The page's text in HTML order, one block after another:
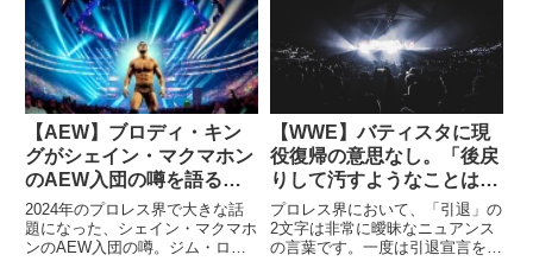
【AEW】ブロディ・キン
グがシェイン・マクマホン
のAEW入団の噂を語る。
「大炎上だろうね。でも、
俺は予測不可能なことに生
きがいを感じるよ」
2024年のプロレス界で大きな話
題になった、シェイン・マクマホ
ンのAEW入団の噂。ジム・ロス
【WWE】バティスタに現
役復帰の意思なし。「後戻
りして汚すようなことはし
ない」
プロレス界において、「引退」の
2文字は非常に曖昧なニュアンス
の言葉です。一度は引退宣言をし